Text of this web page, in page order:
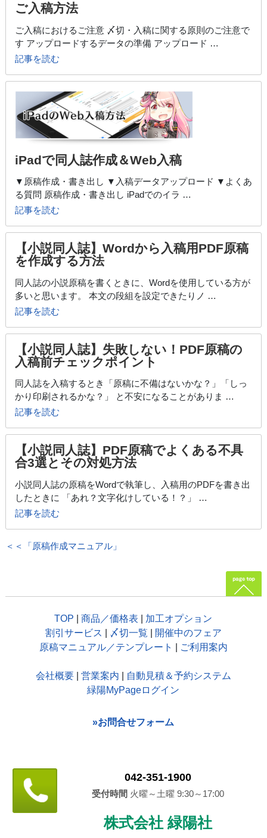
ご入稿方法
ご入稿におけるご注意 〆切・入稿に関する原則のご注意で
す アップロードするデータの準備 アップロード …
記事を読む
iPadで同人誌作成＆Web入稿
▼原稿作成・書き出し ▼入稿データアップロード ▼よくあ
る質問 原稿作成・書き出し iPadでのイラ …
記事を読む
【小説同人誌】Wordから入稿用PDF原稿
を作成する方法
同人誌の小説原稿を書くときに、Wordを使用している方が
多いと思います。 本文の段組を設定できたりノ …
記事を読む
【小説同人誌】失敗しない！PDF原稿の
入稿前チェックポイント
同人誌を入稿するとき「原稿に不備はないかな？」「しっ
かり印刷されるかな？」 と不安になることがありま …
記事を読む
【小説同人誌】PDF原稿でよくある不具
合3選とその対処方法
小説同人誌の原稿をWordで執筆し、入稿用のPDFを書き出
したときに 「あれ？文字化けしている！？」 …
記事を読む
＜＜「原稿作成マニュアル」
TOP 商品／価格表
加工オプション
割引サービス
〆切一覧
開催中のフェア
原稿マニュアル／テンプレート
ご利用案内
会社概要| 営業案内
自動見積＆予約システム
緑陽MyPageログイン
»お問合せフォーム
042-351-1900
受付時間 火曜～土曜 9:30～17:00
株式会社 緑陽社